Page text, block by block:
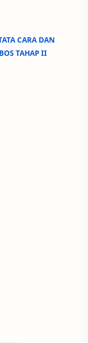
CARA DAN
TAHAP II